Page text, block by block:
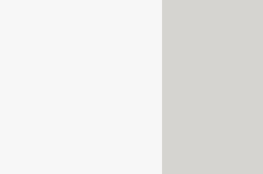
deben estar conectados
tu Chromecast cuando
será visible con el nombre que